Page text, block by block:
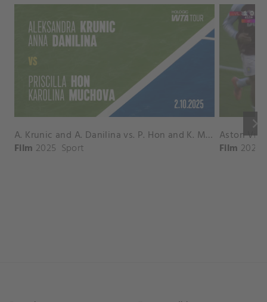
keyboard_arrow_right
A. Krunic and A. Danilina vs. P. Hon and K. Muchova Match Highlights - BEIJING_Capital Group Diamond ( October 02, 2025)
Film 2025 Sport Film 2026